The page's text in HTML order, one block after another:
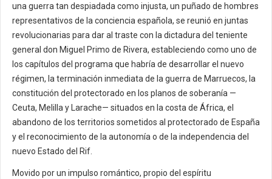
una guerra tan despiadada como injusta, un puñado de hombres
representativos de la conciencia española, se reunió en juntas
revolucionarias para dar al traste con la dictadura del teniente
general don Miguel Primo de Rivera, estableciendo como uno de
los capítulos del programa que habría de desarrollar el nuevo
régimen, la terminación inmediata de la guerra de Marruecos, la
constitución del protectorado en los planos de soberanía —
Ceuta, Melilla y Larache— situados en la costa de África, el
abandono de los territorios sometidos al protectorado de España
y el reconocimiento de la autonomía o de la independencia del
nuevo Estado del Rif.
Movido por un impulso romántico, propio del espíritu